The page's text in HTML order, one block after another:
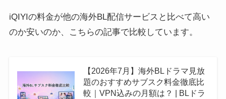
iQIYIの料金が他の海外BL配信サービスと比べて高い
のか安いのか、こちらの記事で比較しています。
【2026年7月】海外BLドラマ見放
題のおすすめサブスク料金徹底比
較｜VPN込みの月額は？ | BLドラ